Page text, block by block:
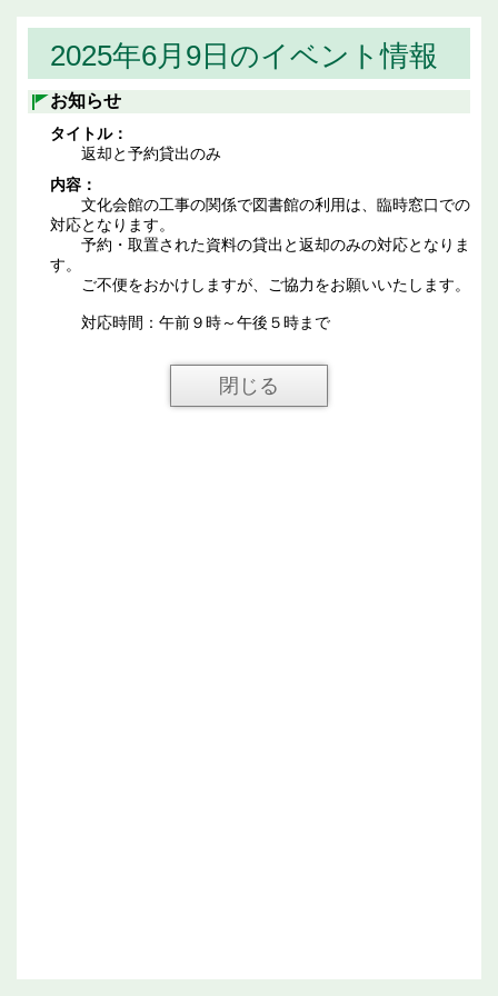
2025年6月9日のイベント情報
お知らせ
タイトル：
返却と予約貸出のみ
内容：
文化会館の工事の関係で図書館の利用は、臨時窓口での
対応となります。
予約・取置された資料の貸出と返却のみの対応となりま
す。
ご不便をおかけしますが、ご協力をお願いいたします。
対応時間：午前９時～午後５時まで